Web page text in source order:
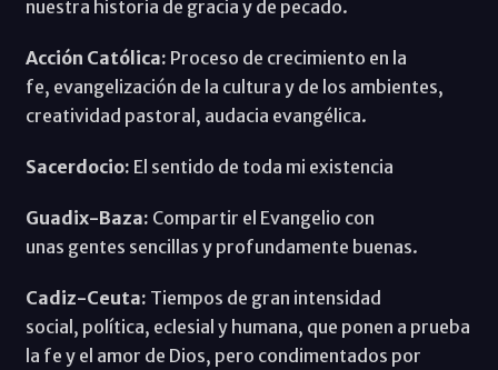
nuestra historia de gracia y de pecado.
Acción Católica: Proceso de crecimiento en la
fe, evangelización de la cultura y de los ambientes,
creatividad pastoral, audacia evangélica.
Sacerdocio: El sentido de toda mi existencia
Guadix-Baza: Compartir el Evangelio con
unas gentes sencillas y profundamente buenas.
Cadiz-Ceuta: Tiempos de gran intensidad
social, política, eclesial y humana, que ponen a prueba
la fe y el amor de Dios, pero condimentados por